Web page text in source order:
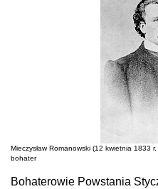
Mieczysław Romanowski (12 kwietnia 1833
bohater
Bohaterowie Powstania